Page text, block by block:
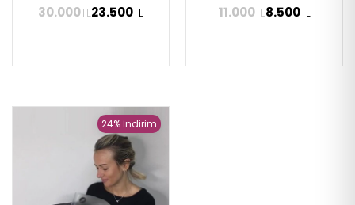
30.000TL23.500TL 11.000TL8.500TL
24% İndirim